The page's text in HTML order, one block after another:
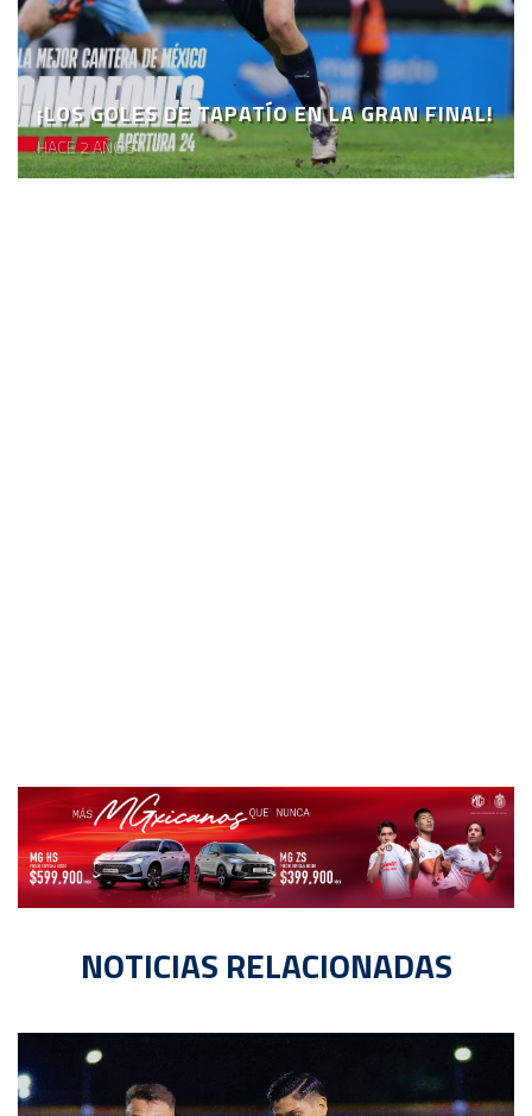
¡LOS GOLES DE TAPATÍO EN LA GRAN FINAL!
HACE 2 AÑOS
NOTICIAS RELACIONADAS